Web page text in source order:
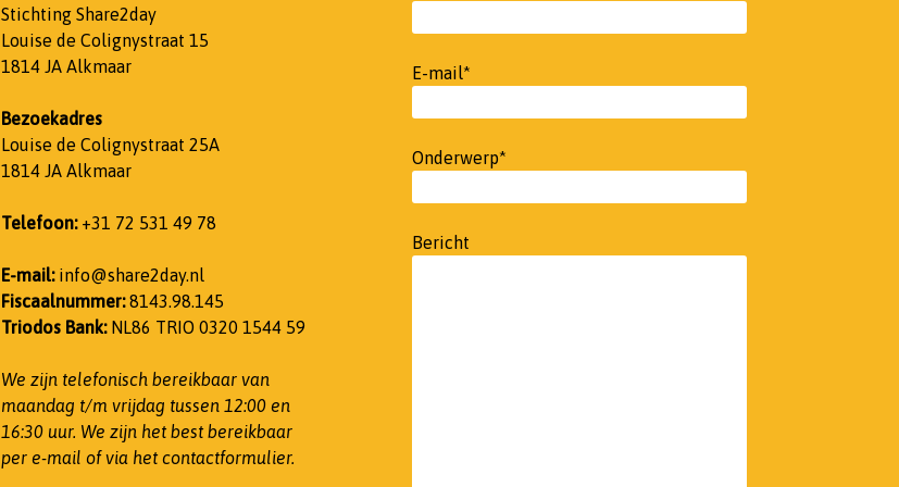
Stichting Share2day
Louise de Colignystraat 15
1814 JA Alkmaar
Bezoekadres
Louise de Colignystraat 25A
1814 JA Alkmaar
Telefoon: +31 72 531 49 78
E-mail:info@share2day.nl
Fiscaalnummer:8143.98.145
Triodos Bank:NL86 TRIO 0320 1544 59
We zijn telefonisch bereikbaar van
maandag t/m vrijdag tussen 12:00 en
16:30 uur. We zijn het best bereikbaar
per e-mail of via het contactformulier.
E-mail*
Onderwerp*
Bericht